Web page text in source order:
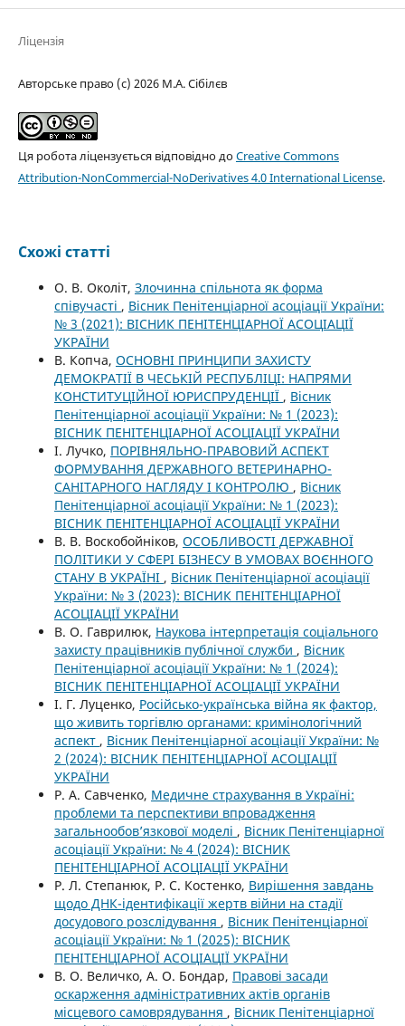
Ліцензія
Авторське право (c) 2026 М.А. Сібілєв
Ця робота ліцензується відповідно доCreative Commons
Attribution-NonCommercial-NoDerivatives 4.0 International License.
Схожі статті
О. В. Околіт, Злочинна спільнота як форма
співучасті , Вісник Пенітенціарної асоціації України:
№ 3 (2021): ВІСНИК ПЕНІТЕНЦІАРНОЇ АСОЦІАЦІЇ
УКРАЇНИ
В. Копча, ОСНОВНІ ПРИНЦИПИ ЗАХИСТУ
ДЕМОКРАТІЇ В ЧЕСЬКІЙ РЕСПУБЛІЦІ: НАПРЯМИ
КОНСТИТУЦІЙНОЇ ЮРИСПРУДЕНЦІЇ , Вісник
Пенітенціарної асоціації України: № 1 (2023):
ВІСНИК ПЕНІТЕНЦІАРНОЇ АСОЦІАЦІЇ УКРАЇНИ
І. Лучко, ПОРІВНЯЛЬНО-ПРАВОВИЙ АСПЕКТ
ФОРМУВАННЯ ДЕРЖАВНОГО ВЕТЕРИНАРНО-
САНІТАРНОГО НАГЛЯДУ І КОНТРОЛЮ , Вісник
Пенітенціарної асоціації України: № 1 (2023):
ВІСНИК ПЕНІТЕНЦІАРНОЇ АСОЦІАЦІЇ УКРАЇНИ
В. В. Воскобойніков, ОСОБЛИВОСТІ ДЕРЖАВНОЇ
ПОЛІТИКИ У СФЕРІ БІЗНЕСУ В УМОВАХ ВОЄННОГО
СТАНУ В УКРАЇНІ , Вісник Пенітенціарної асоціації
України: № 3 (2023): ВІСНИК ПЕНІТЕНЦІАРНОЇ
АСОЦІАЦІЇ УКРАЇНИ
В. О. Гаврилюк, Наукова інтерпретація соціального
захисту працівників публічної служби , Вісник
Пенітенціарної асоціації України: № 1 (2024):
ВІСНИК ПЕНІТЕНЦІАРНОЇ АСОЦІАЦІЇ УКРАЇНИ
І. Г. Луценко, Російсько-українська війна як фактор,
що живить торгівлю органами: кримінологічний
аспект , Вісник Пенітенціарної асоціації України: №
2 (2024): ВІСНИК ПЕНІТЕНЦІАРНОЇ АСОЦІАЦІЇ
УКРАЇНИ
Р. А. Савченко, Медичне страхування в Україні:
проблеми та перспективи впровадження
загальнообов’язкової моделі , Вісник Пенітенціарної
асоціації України: № 4 (2024): ВІСНИК
ПЕНІТЕНЦІАРНОЇ АСОЦІАЦІЇ УКРАЇНИ
Р. Л. Степанюк, Р. С. Костенко, Вирішення завдань
щодо ДНК-ідентифікації жертв війни на стадії
досудового розслідування , Вісник Пенітенціарної
асоціації України: № 1 (2025): ВІСНИК
ПЕНІТЕНЦІАРНОЇ АСОЦІАЦІЇ УКРАЇНИ
В. О. Величко, А. О. Бондар, Правові засади
оскарження адміністративних актів органів
місцевого самоврядування , Вісник Пенітенціарної